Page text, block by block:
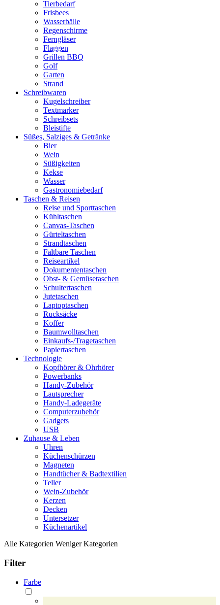
Tierbedarf
Frisbees
Wasserbälle
Regenschirme
Ferngläser
Flaggen
Grillen BBQ
Golf
Garten
Strand
Schreibwaren
Kugelschreiber
Textmarker
Schreibsets
Bleistifte
Süßes, Salziges & Getränke
Bier
Wein
Süßigkeiten
Kekse
Wasser
Gastronomiebedarf
Taschen & Reisen
Reise und Sporttaschen
Kühltaschen
Canvas-Taschen
Gürteltaschen
Strandtaschen
Faltbare Taschen
Reiseartikel
Dokumententaschen
Obst- & Gemüsetaschen
Schultertaschen
Jutetaschen
Laptoptaschen
Rucksäcke
Koffer
Baumwolltaschen
Einkaufs-/Tragetaschen
Papiertaschen
Technologie
Kopfhörer & Ohrhörer
Powerbanks
Handy-Zubehör
Lautsprecher
Handy-Ladegeräte
Computerzubehör
Gadgets
USB
Zuhause & Leben
Uhren
Küchenschürzen
Magneten
Handtücher & Badtextilien
Teller
Wein-Zubehör
Kerzen
Decken
Untersetzer
Küchenartikel
Alle Kategorien Weniger Kategorien
Filter
Farbe